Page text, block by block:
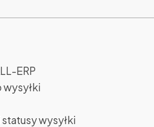
ERP
wysyłki
statusy wysyłki